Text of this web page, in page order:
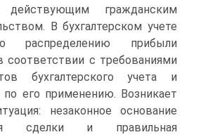
действующим гражданским
В бухгалтерском учете
распределению прибыли
с требованиями
бухгалтерского учета и
по его применению. Возникает
незаконное основание
сделки и правильная